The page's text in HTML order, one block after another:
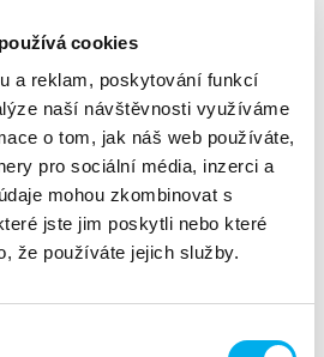
cookies
a reklam, poskytování funkcí
naší návštěvnosti využíváme
o tom, jak náš web používáte,
pro sociální média, inzerci a
mohou zkombinovat s
jste jim poskytli nebo které
že používáte jejich služby.
infrastrukturu.